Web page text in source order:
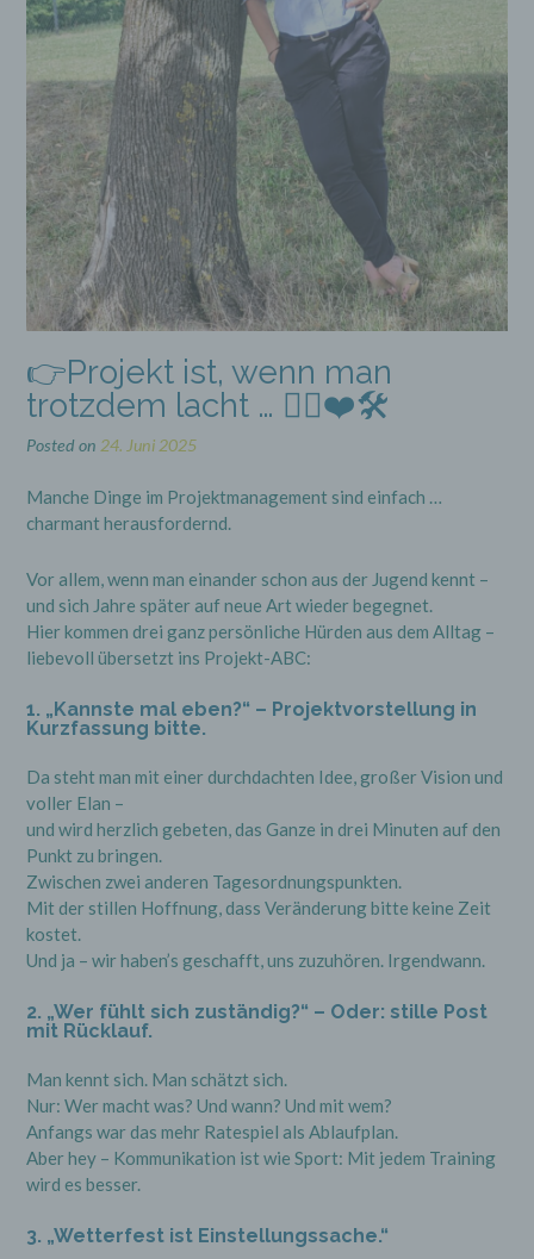
👉Projekt ist, wenn man
trotzdem lacht … 🤹‍♀️❤️🛠️
Posted on 24. Juni 2025
Manche Dinge im Projektmanagement sind einfach …
charmant herausfordernd.
Vor allem, wenn man einander schon aus der Jugend kennt –
und sich Jahre später auf neue Art wieder begegnet.
Hier kommen drei ganz persönliche Hürden aus dem Alltag –
liebevoll übersetzt ins Projekt-ABC:
1. „Kannste mal eben?“ – Projektvorstellung in
Kurzfassung bitte.
Da steht man mit einer durchdachten Idee, großer Vision und
voller Elan –
und wird herzlich gebeten, das Ganze in drei Minuten auf den
Punkt zu bringen.
Zwischen zwei anderen Tagesordnungspunkten.
Mit der stillen Hoffnung, dass Veränderung bitte keine Zeit
kostet.
Und ja – wir haben’s geschafft, uns zuzuhören. Irgendwann.
2. „Wer fühlt sich zuständig?“ – Oder: stille Post
mit Rücklauf.
Man kennt sich. Man schätzt sich.
Nur: Wer macht was? Und wann? Und mit wem?
Anfangs war das mehr Ratespiel als Ablaufplan.
Aber hey – Kommunikation ist wie Sport: Mit jedem Training
wird es besser.
3. „Wetterfest ist Einstellungssache.“